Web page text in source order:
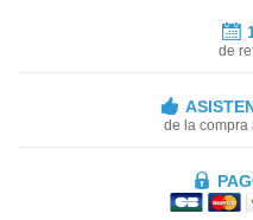
de
de la compra